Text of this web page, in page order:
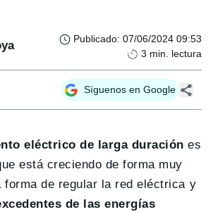
Publicado: 07/06/2024 09:53
3 min. lectura
Síguenos en Google
eléctrico de larga duración es
está creciendo de forma muy
forma de regular la red eléctrica y
de las energías